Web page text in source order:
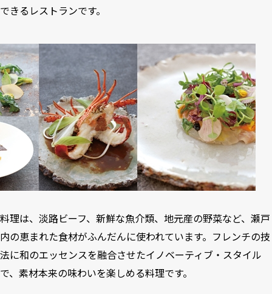
できるレストランです。
料理は、淡路ビーフ、新鮮な魚介類、地元産の野菜など、瀬戸
内の恵まれた食材がふんだんに使われています。フレンチの技
法に和のエッセンスを融合させたイノベーティブ・スタイル
で、素材本来の味わいを楽しめる料理です。